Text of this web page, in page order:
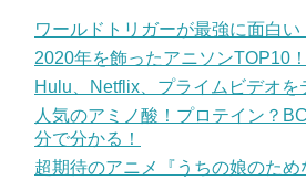
ワールドトリガーが最強に面白い
2020年を飾ったアニソンTOP10！
Hulu、Netflix、プライムビデオを
人気のアミノ酸！プロテイン？
分で分かる！
超期待のアニメ『うちの娘のため